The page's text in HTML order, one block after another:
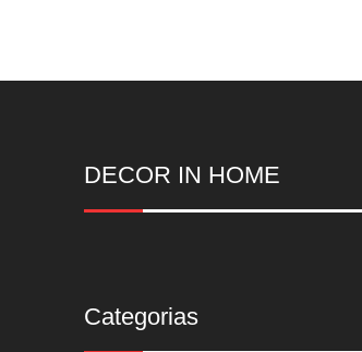
DECOR IN HOME
Categorias